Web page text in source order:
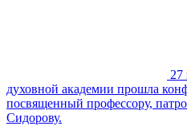
27
духовной академии прошла
посвященный профессору,
Сидорову.